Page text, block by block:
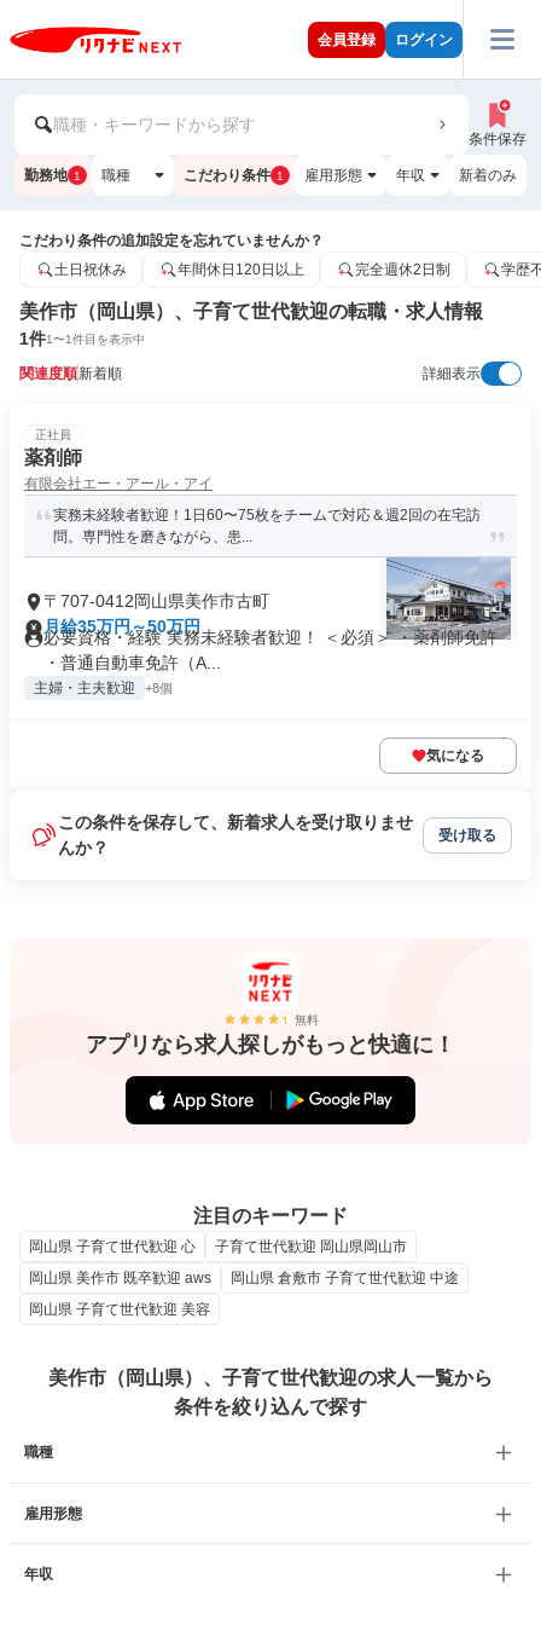
会員登録 ログイン
職種・キーワードから探す
条件保存
勤務地 1 職種 こだわり条件 1 雇用形態 年収 新着のみ
こだわり条件の追加設定を忘れていませんか？
土日祝休み
年間休日120日以上 完全週休2日制 学歴
美作市（岡山県）、子育て世代歓迎の転職・求人情報
1件1〜1件目を表示中
関連度順新着順 詳細表示
正社員
薬剤師
有限会社エー・アール・アイ
実務未経験者歓迎！1日60〜75枚をチームで対応＆週2回の在宅訪
問。専門性を磨きながら、患...
〒707-0412岡山県美作市古町
月給35万円～50万円
必要資格・経験 実務未経験者歓迎！ ＜必須＞ ・薬剤師免許
・普通自動車免許（A...
主婦・主夫歓迎 +8個
気になる
この条件を保存して、新着求人を受け取りませ
んか？
受け取る
無料
アプリなら求人探しがもっと快適に！
注目のキーワード
岡山県 子育て世代歓迎 心
子育て世代歓迎 岡山県岡山市
岡山県 美作市 既卒歓迎 aws
岡山県 倉敷市 子育て世代歓迎 中途
岡山県 子育て世代歓迎 美容
美作市（岡山県）、子育て世代歓迎の求人一覧から
条件を絞り込んで探す
職種
雇用形態
年収